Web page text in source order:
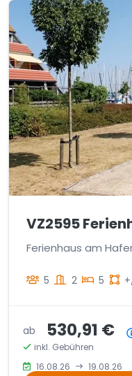
VZ2595
Ferienhaus am
5 2 5
ab 530,91 €
inkl. Gebühren
16.08.26
19.08.26